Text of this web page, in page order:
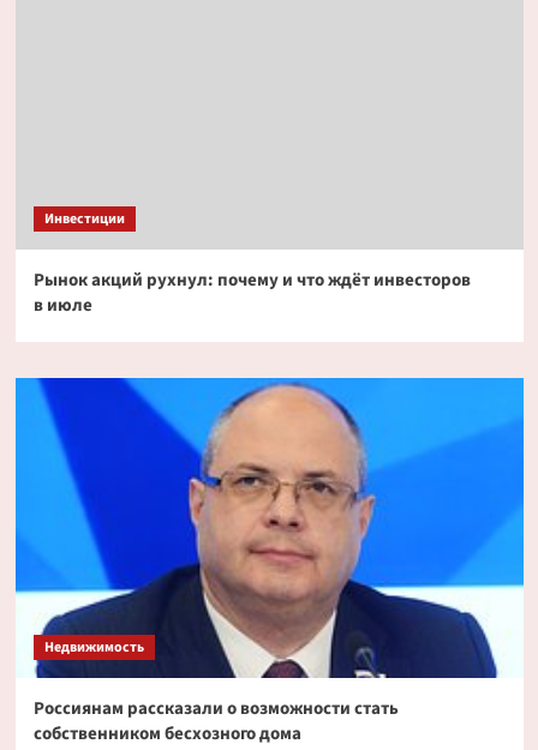
Инвестиции
Рынок акций рухнул: почему и что ждёт инвесторов
в июле
Недвижимость
Россиянам рассказали о возможности стать
собственником бесхозного дома